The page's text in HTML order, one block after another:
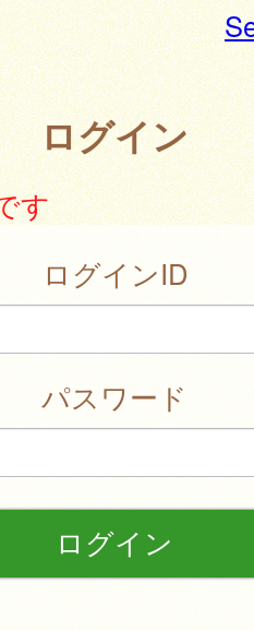
ログイン
す
ログインID
パスワード